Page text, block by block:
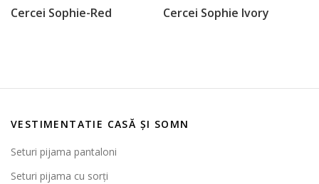
Cercei Sophie-Red Cercei Sophie Ivory
VESTIMENTATIE CASĂ ȘI SOMN
Seturi pijama pantaloni
Seturi pijama cu sorți